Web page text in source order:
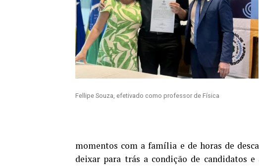
Fellipe Souza, efetivado como professor de Física
momentos com a família e de horas de
deixar para trás a condição de candidatos